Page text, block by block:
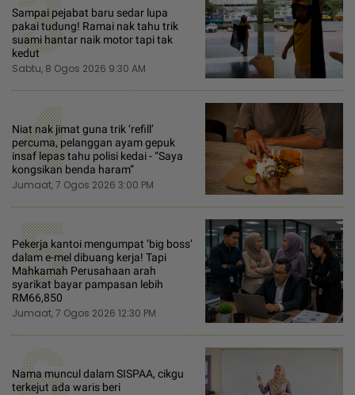
Sampai pejabat baru sedar lupa
pakai tudung! Ramai nak tahu trik
suami hantar naik motor tapi tak
kedut
Sabtu, 8 Ogos 2026 9:30 AM
4
Niat nak jimat guna trik ‘refill’
percuma, pelanggan ayam gepuk
insaf lepas tahu polisi kedai - “Saya
kongsikan benda haram”
Jumaat, 7 Ogos 2026 3:00 PM
5
Pekerja kantoi mengumpat ‘big boss’
dalam e-mel dibuang kerja! Tapi
Mahkamah Perusahaan arah
syarikat bayar pampasan lebih
RM66,850
Jumaat, 7 Ogos 2026 12:30 PM
Nama muncul dalam SISPAA, cikgu
terkejut ada waris beri